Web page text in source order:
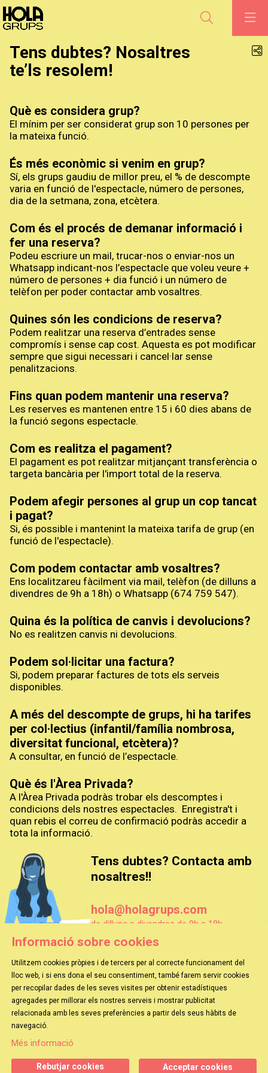
Tens dubtes? Nosaltres
te’ls resolem!
Què es considera grup?
El mínim per ser considerat grup son 10 persones per
la mateixa funció.
És més econòmic si venim en grup?
Sí, els grups gaudiu de millor preu, el % de descompte
varia en funció de l'espectacle, número de persones,
dia de la setmana, zona, etcètera.
Com és el procés de demanar informació i
fer una reserva?
Podeu escriure un mail, trucar-nos o enviar-nos un
Whatsapp indicant-nos l’espectacle que voleu veure +
número de persones + dia funció i un número de
telèfon per poder contactar amb vosaltres.
Quines són les condicions de reserva?
Podem realitzar una reserva d’entrades sense
compromís i sense cap cost. Aquesta es pot modificar
sempre que sigui necessari i cancel·lar sense
penalitzacions.
Fins quan podem mantenir una reserva?
Les reserves es mantenen entre 15 i 60 dies abans de
la funció segons espectacle.
Com es realitza el pagament?
El pagament es pot realitzar mitjançant transferència o
targeta bancària per l'import total de la reserva.
Podem afegir persones al grup un cop tancat
i pagat?
Si, és possible i mantenint la mateixa tarifa de grup (en
funció de l'espectacle).
Com podem contactar amb vosaltres?
Ens localitzareu fàcilment via mail, telèfon (de dilluns a
divendres de 9h a 18h) o Whatsapp (674 759 547).
Quina és la política de canvis i devolucions?
No es realitzen canvis ni devolucions.
Podem sol·licitar una factura?
Si, podem preparar factures de tots els serveis
disponibles.
A més del descompte de grups, hi ha tarifes
per col·lectius (infantil/família nombrosa,
diversitat funcional, etcètera)?
A consultar, en funció de l’espectacle.
Què és l'Àrea Privada?
A l'Àrea Privada podràs trobar els descomptes i
condicions dels nostres espectacles. Enregistra't i
quan rebis el correu de confirmació podràs accedir a
tota la informació.
Tens dubtes? Contacta amb
nosaltres!!
hola@holagrups.com
de dilluns a divendres de 9h a 18h
EL MAGO POP
SITEMAP
Informació sobre cookies
Utilitzem cookies pròpies i de tercers per al correcte funcionament del
lloc web, i si ens dona el seu consentiment, també farem servir cookies
per recopilar dades de les seves visites per obtenir estadístiques
agregades per millorar els nostres serveis i mostrar publicitat
relacionada amb les seves preferències a partir dels seus hàbits de
navegació.
Més informació
Acceptar cookies
Rebutjar cookies